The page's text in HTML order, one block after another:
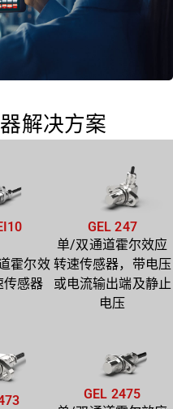
解决方案
霍尔效
传感器
GEL 247
单/双通道霍尔效应
转速传感器，带电压
或电流输出端及静止
电压
GEL 2475